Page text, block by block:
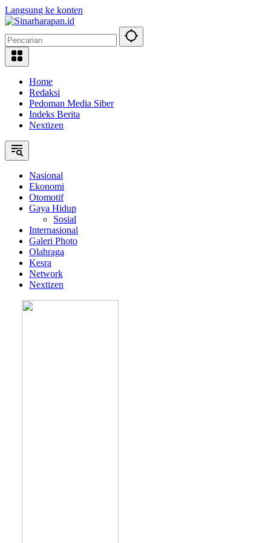
Langsung ke konten
Home
Redaksi
Pedoman Media Siber
Indeks Berita
Nextizen
Nasional
Ekonomi
Otomotif
Gaya Hidup
Sosial
Internasional
Galeri Photo
Olahraga
Kesra
Network
Nextizen